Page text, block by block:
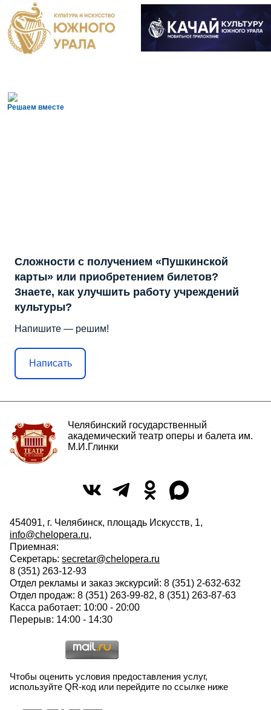
Решаем вместе
Сложности с получением «Пушкинской
карты» или приобретением билетов?
Знаете, как улучшить работу учреждений
культуры?
Напишите — решим!
Написать
Челябинский государственный
академический театр оперы и балета им.
М.И.Глинки
454091, г. Челябинск, площадь Искусств, 1,
info@chelopera.ru,
Приемная:
Секретарь: secretar@chelopera.ru
8 (351) 263-12-93
Отдел рекламы и заказ экскурсий: 8 (351) 2-632-632
Отдел продаж: 8 (351) 263-99-82, 8 (351) 263-87-63
Касса работает: 10:00 - 20:00
Перерыв: 14:00 - 14:30
Чтобы оценить условия предоставления услуг,
используйте QR-код или перейдите по ссылке ниже